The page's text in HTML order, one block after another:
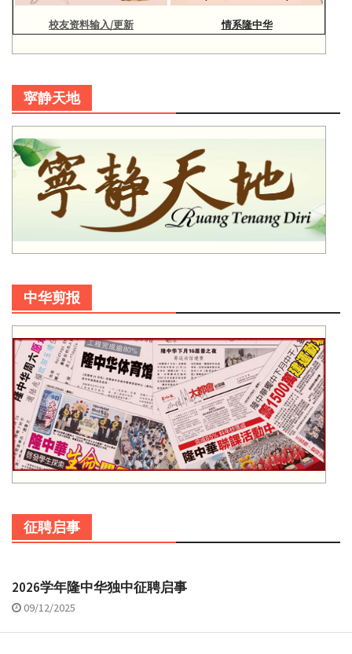
校友资料输入/更新 情系隆中华
寜静天地
中华剪报
征聘启事
2026学年隆中华独中征聘启事
09/12/2025